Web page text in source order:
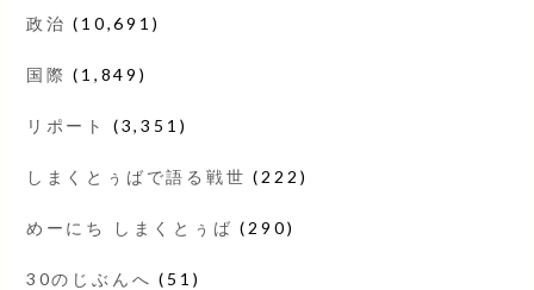
政治 (10,691)
国際 (1,849)
リポート (3,351)
しまくとぅばで語る戦世 (222)
めーにち しまくとぅば (290)
30のじぶんへ (51)